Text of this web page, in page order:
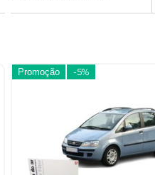
Promoção -5%